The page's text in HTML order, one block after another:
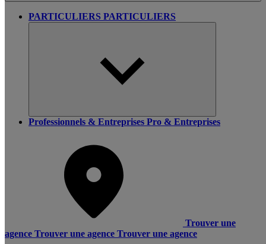
PARTICULIERS PARTICULIERS
Professionnels & Entreprises Pro & Entreprises
Trouver une
agence Trouver une agence Trouver une agence